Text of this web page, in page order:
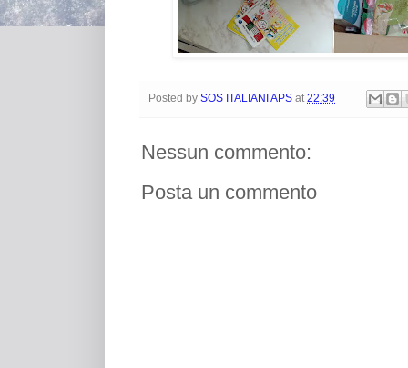
Posted by SOS ITALIANI APS at 22:39
Nessun commento:
Posta un commento